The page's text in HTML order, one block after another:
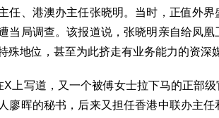
任、港澳办主任张晓明。当时，正值外
当局调查。该报道说，张晓明亲自给凤
殊地位，甚至为此挤走有业务能力的资深
X上写道，又一个被傅女士拉下马的正部
廖晖的秘书，后来又担任香港中联办主任